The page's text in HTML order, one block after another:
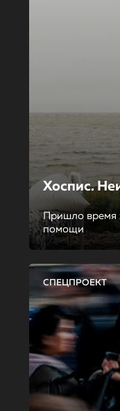
Хоспис.
Пришло время
помощи
СПЕЦПРОЕКТ